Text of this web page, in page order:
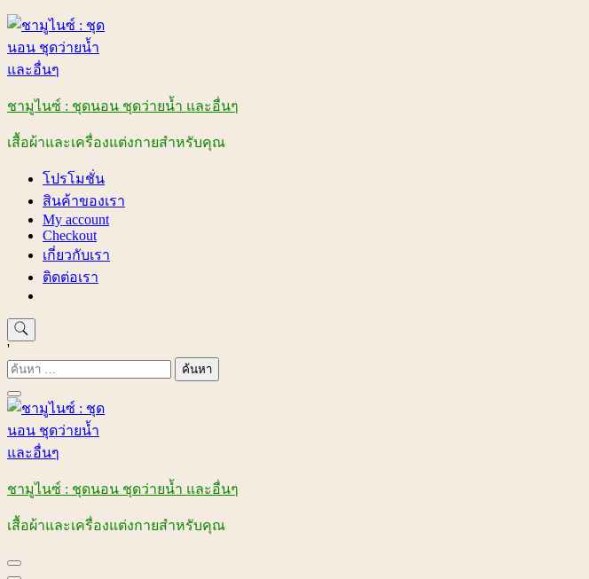
Skip
content
ชามูไนซ์ : ชุดนอน ชุดว่ายน้ำ และอื่นๆ
เสื้อผ้าและเครื่องแต่งกายสำหรับคุณ
โปรโมชั่น
สินค้าของเรา
My account
Checkout
เกี่ยวกับเรา
ติดต่อเรา
'
ค้นหา
สำหรับ:
ชามูไนซ์ : ชุดนอน ชุดว่ายน้ำ และอื่นๆ
เสื้อผ้าและเครื่องแต่งกายสำหรับคุณ